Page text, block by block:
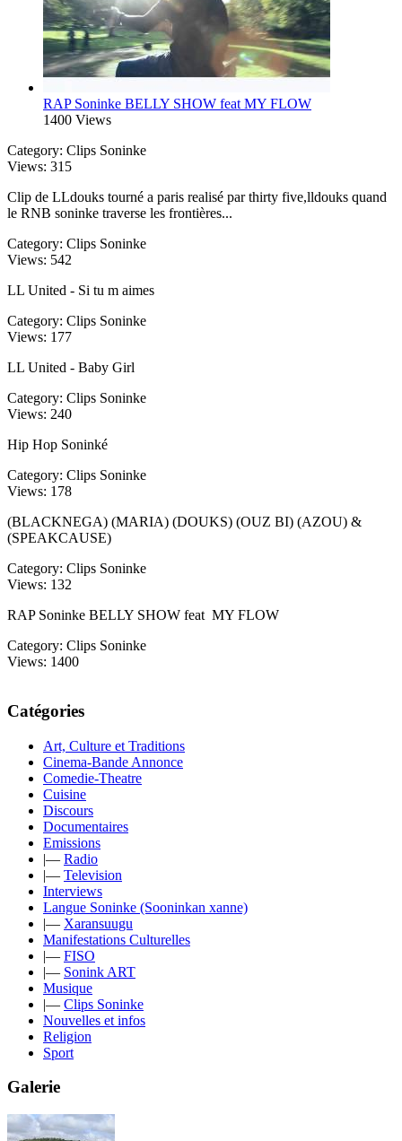
RAP Soninke BELLY SHOW feat MY FLOW
1400 Views
Category: Clips Soninke
Views: 315
Clip de LLdouks tourné a paris realisé par thirty five,lldouks quand
le RNB soninke traverse les frontières...
Category: Clips Soninke
Views: 542
LL United - Si tu m aimes
Category: Clips Soninke
Views: 177
LL United - Baby Girl
Category: Clips Soninke
Views: 240
Hip Hop Soninké
Category: Clips Soninke
Views: 178
(BLACKNEGA) (MARIA) (DOUKS) (OUZ BI) (AZOU) &
(SPEAKCAUSE)
Category: Clips Soninke
Views: 132
RAP Soninke BELLY SHOW feat MY FLOW
Category: Clips Soninke
Views: 1400
Catégories
Art, Culture et Traditions
Cinema-Bande Annonce
Comedie-Theatre
Cuisine
Discours
Documentaires
Emissions
|— Radio
|— Television
Interviews
Langue Soninke (Sooninkan xanne)
|— Xaransuugu
Manifestations Culturelles
|— FISO
|— Sonink ART
Musique
|— Clips Soninke
Nouvelles et infos
Religion
Sport
Galerie